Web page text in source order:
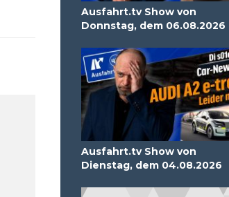
Ausfahrt.tv Show von
Donnstag, dem 06.08.2026
Ausfahrt.tv Show von
Dienstag, dem 04.08.2026